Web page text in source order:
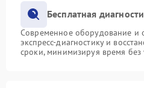
Бесплатная
Современное оборудование и
экспресс-диагностику и
сроки, минимизируя время без